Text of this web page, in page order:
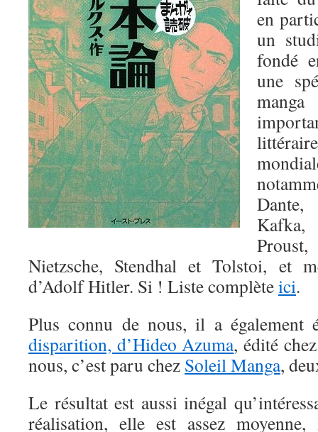
en
un
fondé
une
Dante,
Nietzsche, Stendhal et Tolstoi, et
d’Adolf Hitler. Si ! Liste complèteici.
Plus connu de nous, il a
disparition, d’Hideo Azuma, édité
nous, c’est paru chez Soleil Manga,
Le résultat est aussi inégal
réalisation, elle est assez